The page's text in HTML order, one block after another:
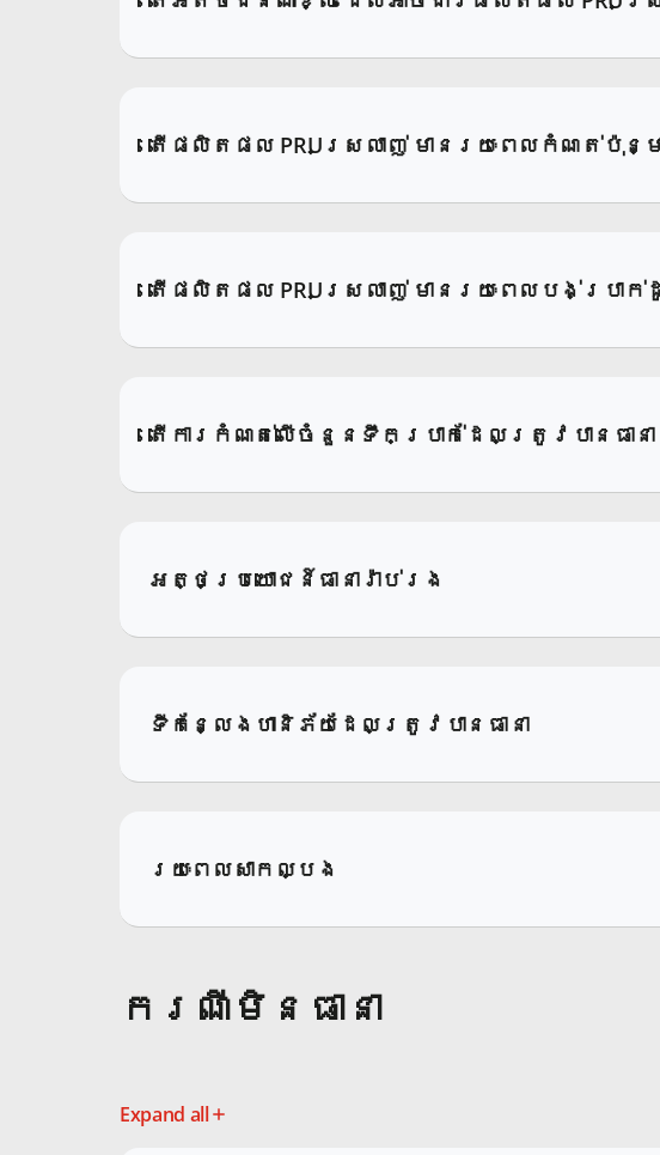
តើផលិតផល PRUស្រលាញ់ មានរយៈពេលកំណត់ប៉ុន្ម
តើផលិតផល PRUស្រលាញ់ មានរយៈពេលបង់ប្រាក់
តើការកំណត់លើចំនួនទឹកប្រាក់ដែលត្រូវបានធា
អត្ថប្រយោជន៍ធានារ៉ាប់រង
ទីកន្លែងហានិភ័យដែលត្រូវបានធានា
រយៈពេលសាកល្បង
ករណីមិនធានា
Expand all